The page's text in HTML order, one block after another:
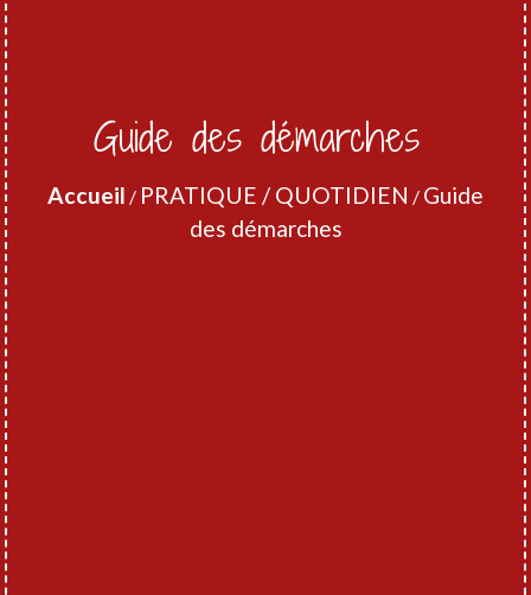
Guide des démarches
Accueil / PRATIQUE / QUOTIDIEN / Guide
des démarches